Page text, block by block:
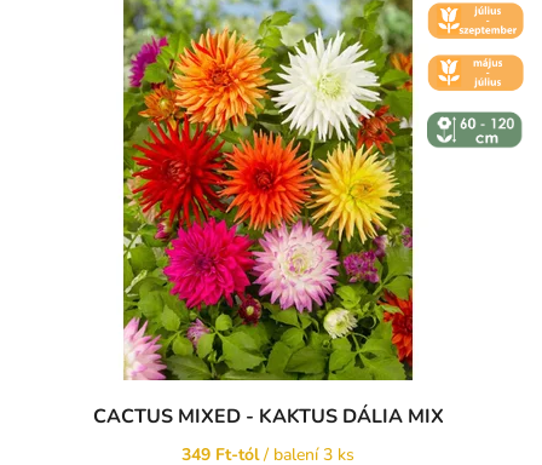
🌼 KVĚT -
ČERVENEC
🌼 KVĚT -
ČERVEN
↕️ VÝŠKA 60
- 120 CM
CACTUS MIXED - KAKTUS DÁLIA MIX
349 Ft-tól/ balení 3 ks